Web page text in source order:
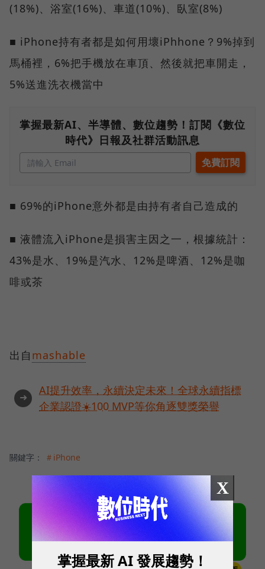
(18%)、浴室(16%)、車道(10%)、臥室(8%)
■ iPhone持有者都是如何用壞iPhhone？9%掉到
馬桶裡，6%把手機放在車頂、然後就把車開走，
5%送進洗衣機當中
掌握最新AI、半導體、數位趨勢！訂閱《數位
時代》日報及社群活動訊息
■ 69%的iPhone意外都是由持有者自己造成的
■ 液體流入iPhone是損害主因之一，根據統計：
43%是水、19%是汽水、12%是啤酒、12%是咖
啡或茶
出自 mashable
➜
AI提升效率，永續決定未來！全球永續指標
企業認證☀️100 MVP等你角逐雙獎榮譽
關鍵字： ＃iPhone
X
掌握最新 AI 發展趨勢！